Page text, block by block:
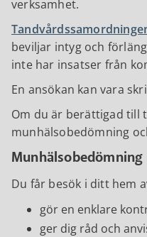
verksamhet.
beviljar intyg och
inte har insatser från
En ansökan kan vara
Om du är berättigad till
munhälsobedömning
Munhälsobedömning
Du får besök i ditt hem
gör en enklare
ger dig råd och